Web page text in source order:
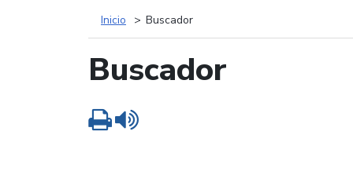
Inicio Buscador
Buscador
Imprimir